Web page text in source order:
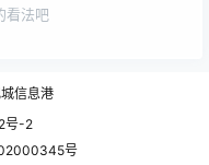
看法吧
信息港
号-2
号